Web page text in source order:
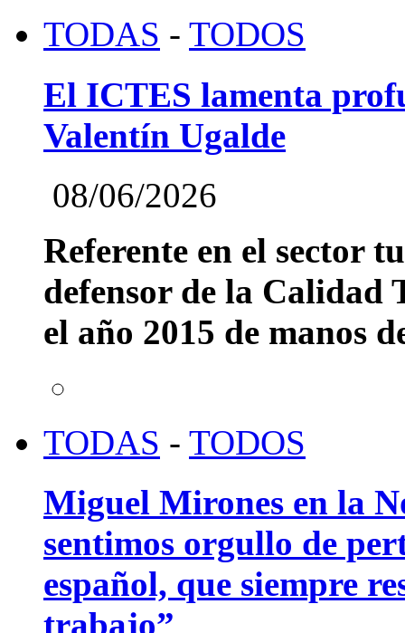
TODAS - TODOS
El ICTES lamenta
Valentín Ugalde
08/06/2026
Referente en el sector
defensor de la Calidad
el año 2015 de manos
TODAS - TODOS
Miguel Mirones en la
sentimos orgullo de
español, que siempre
trabajo”